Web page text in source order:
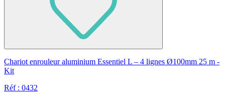
Chariot enrouleur aluminium Essentiel L – 4 lignes Ø100mm 25 m -
Kit
Réf : 0432